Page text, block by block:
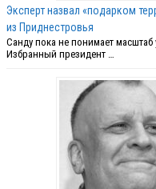
Эксперт назвал «подарком
из Приднестровья
Санду пока не понимает
Избранный президент …